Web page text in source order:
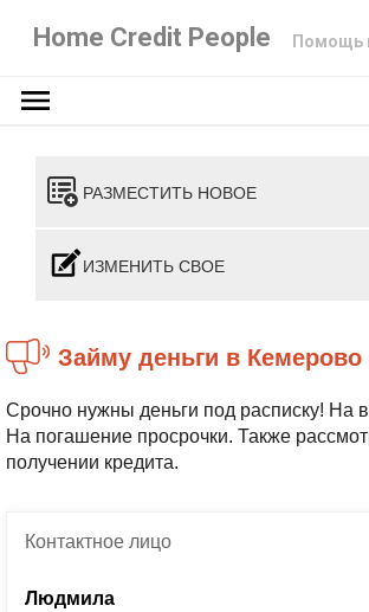
Home Credit People Помощь
РАЗМЕСТИТЬ НОВОЕ
ИЗМЕНИТЬ СВОЕ
Займу деньги в Кемерово
Срочно нужны деньги под расписку! На
На погашение просрочки. Также
получении кредита.
Контактноелицо
Людмила